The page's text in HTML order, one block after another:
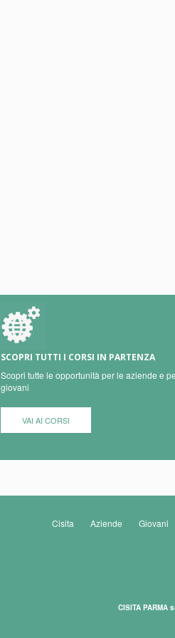
SCOPRI TUTTI I CORSI IN PARTENZA
Scopri tutte le opportunità per le aziende e
giovani
VAI AI CORSI
Cisita Aziende Giovani
CISITA PARMA